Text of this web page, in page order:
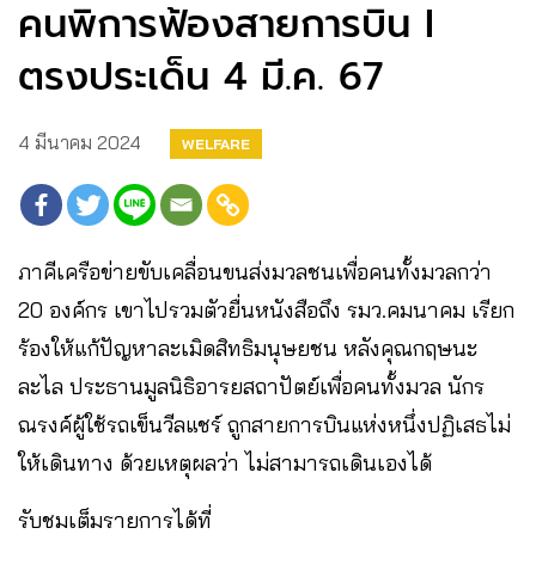
คนพิการฟ้องสายการบิน I
ตรงประเด็น 4 มี.ค. 67
4 มีนาคม 2024 WELFARE
ภาคีเครือข่ายขับเคลื่อนขนส่งมวลชนเพื่อคนทั้งมวลกว่า
20 องค์กร เขาไปรวมตัวยื่นหนังสือถึง รมว.คมนาคม เรียก
ร้องให้แก้ปัญหาละเมิดสิทธิมนุษยชน หลังคุณกฤษนะ
ละไล ประธานมูลนิธิอารยสถาปัตย์เพื่อคนทั้งมวล นักร
ณรงค์ผู้ใช้รถเข็นวีลแชร์ ถูกสายการบินแห่งหนึ่งปฏิเสธไม่
ให้เดินทาง ด้วยเหตุผลว่า ไม่สามารถเดินเองได้
รับชมเต็มรายการได้ที่